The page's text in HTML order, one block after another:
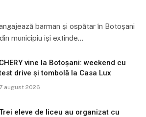
barman și ospătar în Botoșani
municipiu își extinde…
CHERY vine la Botoșani: weekend cu
drive și tombolă la Casa Lux
7 august 2026
eleve de liceu au organizat cu